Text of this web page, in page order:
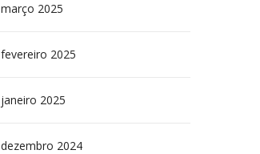
março 2025
fevereiro 2025
janeiro 2025
dezembro 2024